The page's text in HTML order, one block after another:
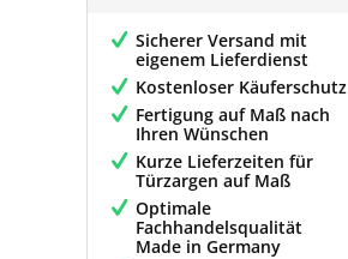
Sicherer Versand mit
eigenem Lieferdienst
Kostenloser Käuferschutz
Fertigung auf Maß nach
Ihren Wünschen
Kurze Lieferzeiten für
Türzargen auf Maß
Optimale
Fachhandelsqualität
Made in Germany